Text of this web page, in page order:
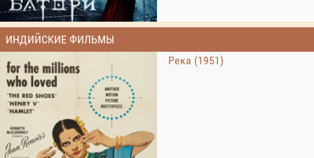
ИНДИЙСКИЕ ФИЛЬМЫ
Река (1951)